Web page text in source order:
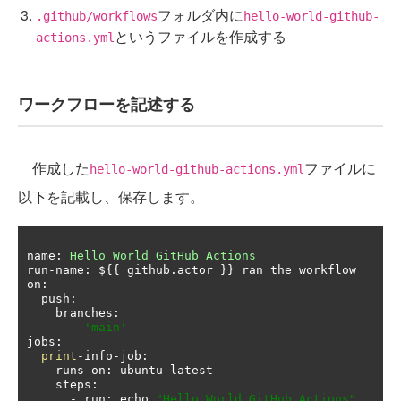
.github/workflowsフォルダ内にhello-world-github-
actions.yml というファイルを作成する
ワークフローを記述する
作成した hello-world-github-actions.yml ファイルに
以下を記載し、保存します。
name : Hello World GitHub Actions
run - name : ${{ github . actor }} ran the workflow
on :
  push
:
    branches
:
-
'main'
jobs :
print - info - job :
    runs
- on : ubuntu - latest
    steps
: